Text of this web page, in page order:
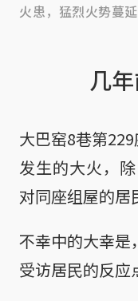
火患，猛烈火势蔓
几
大巴窑8巷第
发生的大火，
对同座组屋的居
不幸中的大幸是
受访居民的反应